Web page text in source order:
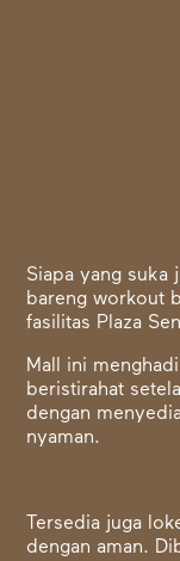
Siapa yang suka
bareng workout
fasilitas Plaza
Mall ini
beristirahat
dengan
nyaman.
Tersedia juga
dengan aman.